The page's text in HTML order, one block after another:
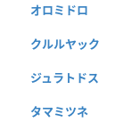
オロミドロ
クルルヤック
ジュラトドス
タマミツネ